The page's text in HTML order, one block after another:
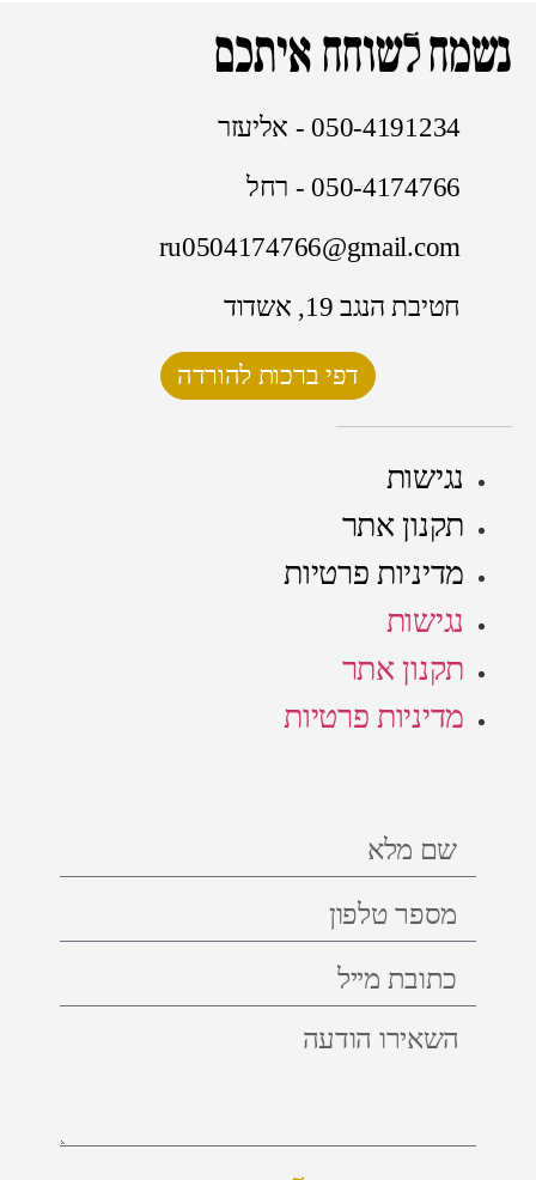
נשמח לשוחח איתכם
050-4191234 - אליעזר
050-4174766 - רחל
ru0504174766@gmail.com
חטיבת הנגב 19, אשדוד
דפי ברכות להורדה
נגישות
תקנון אתר
מדיניות פרטיות
נגישות
תקנון אתר
מדיניות פרטיות